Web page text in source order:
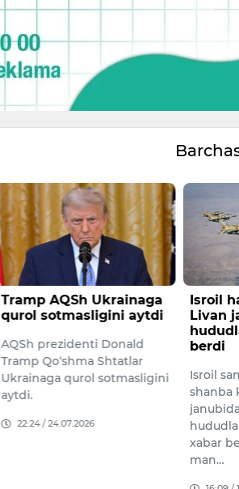
Isroil havo kuchlari
Livan janubidagi
berdi
Isroil samolyotlari 11-iyul
shanba kuni Livan
hududlarga zarba berdi, deb
bo‘ldi
bo‘lgan
yoshi
14:56 /